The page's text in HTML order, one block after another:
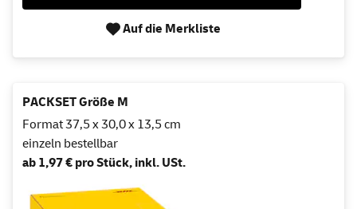
Auf die Merkliste
PACKSET Größe M
Format 37,5 x 30,0 x 13,5 cm
einzeln bestellbar
ab 1,97 € pro Stück, inkl. USt.